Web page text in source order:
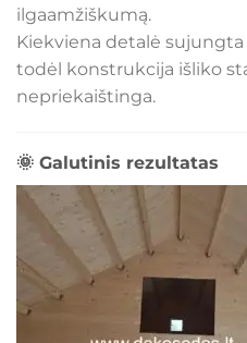
ilgaamžiškumą.
Kiekviena detalė
todėl konstrukcija išliko
nepriekaištinga.
🌞 Galutinis rezultatas